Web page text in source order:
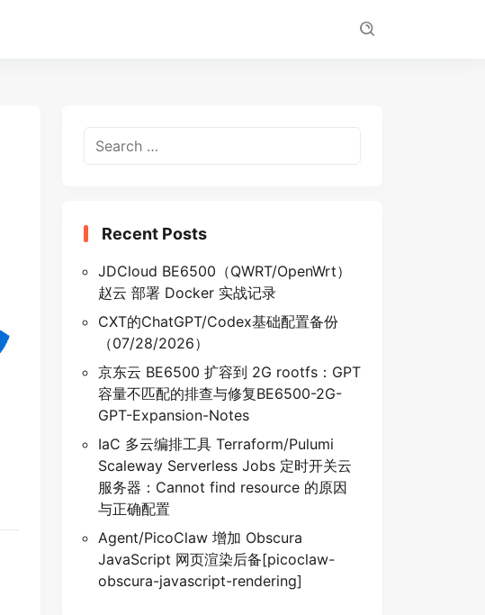
Search
Recent Posts
JDCloud BE6500（QWRT/OpenWrt）
赵云 部署 Docker 实战记录
CXT的ChatGPT/Codex基础配置备份
（07/28/2026）
京东云 BE6500 扩容到 2G rootfs：GPT
容量不匹配的排查与修复BE6500-2G-
GPT-Expansion-Notes
IaC 多云编排工具 Terraform/Pulumi
Scaleway Serverless Jobs 定时开关云
服务器：Cannot find resource 的原因
与正确配置
Agent/PicoClaw 增加 Obscura
JavaScript 网页渲染后备[picoclaw-
obscura-javascript-rendering]